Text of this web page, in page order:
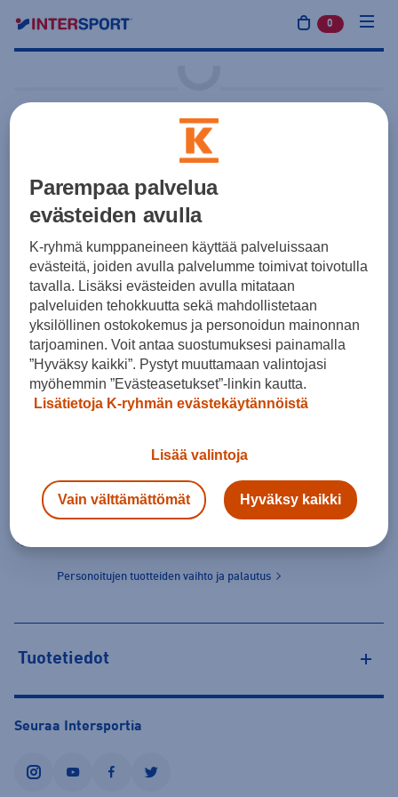
0 tuotetta
Entrada26 T-Shirt
25,50 € Musta
Seuralogo ARVO
Tuotteen hinta ennen painatuksia 22,00 €
Yksilötilaus Joukkuetilaus
Koot
25,50 €Valitse ensin koko
Personoitujen tuotteiden vaihto ja palautus
Tuotetiedot
Seuraa Intersportia
instagramyoutubefacebooktwitter
Parempaa palvelua
evästeiden avulla
K-ryhmä kumppaneineen käyttää palveluissaan
evästeitä, joiden avulla palvelumme toimivat toivotulla
tavalla. Lisäksi evästeiden avulla mitataan
palveluiden tehokkuutta sekä mahdollistetaan
yksilöllinen ostokokemus ja personoidun mainonnan
tarjoaminen. Voit antaa suostumuksesi painamalla
”Hyväksy kaikki”. Pystyt muuttamaan valintojasi
myöhemmin ”Evästeasetukset”-linkin kautta.
Lisätietoja K-ryhmän evästekäytännöistä
Lisää valintoja
Vain välttämättömät Hyväksy kaikki